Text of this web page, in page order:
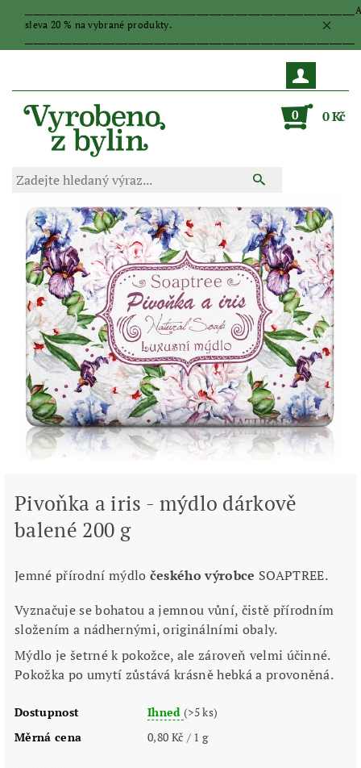
sleva 20 % na vybrané produkty.
0 0 Kč
Pivoňka a iris - mýdlo dárkově
balené 200 g
Jemné přírodní mýdlo českého výrobce SOAPTREE.
Vyznačuje se bohatou a jemnou vůní, čistě přírodním
složením a nádhernými, originálními obaly.
Mýdlo je šetrné k pokožce, ale zároveň velmi účinné.
Pokožka po umytí zůstává krásně hebká a provoněná.
Dostupnost Ihned(>5 ks)
Měrná cena
0,80 Kč / 1 g